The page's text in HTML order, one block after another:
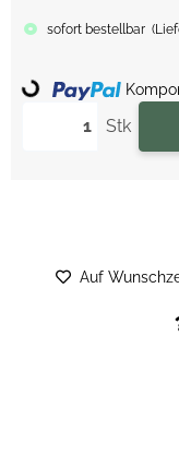
sofort bestellbar (
Stk
Loading...
Auf